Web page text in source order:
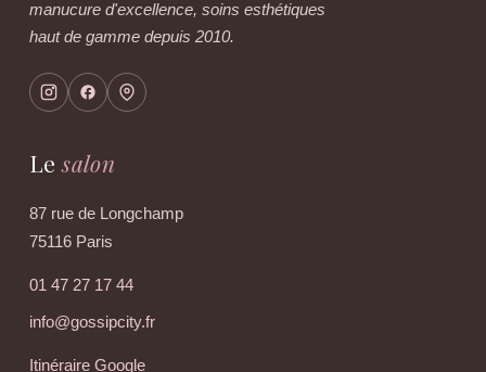
manucure d'excellence, soins esthétiques
haut de gamme depuis 2010.
Lesalon
87 rue de Longchamp
75116 Paris
01 47 27 17 44
info@gossipcity.fr
Itinéraire Google